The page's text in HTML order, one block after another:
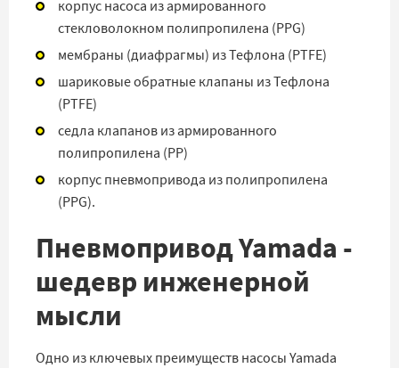
корпус насоса из армированного
стекловолокном полипропилена (PPG)
мембраны (диафрагмы) из Тефлона (PTFE)
шариковые обратные клапаны из Тефлона
(PTFE)
седла клапанов из армированного
полипропилена (PP)
корпус пневмопривода из полипропилена
(PPG).
Пневмопривод Yamada -
шедевр инженерной
мысли
Одно из ключевых преимуществ насосы Yamada